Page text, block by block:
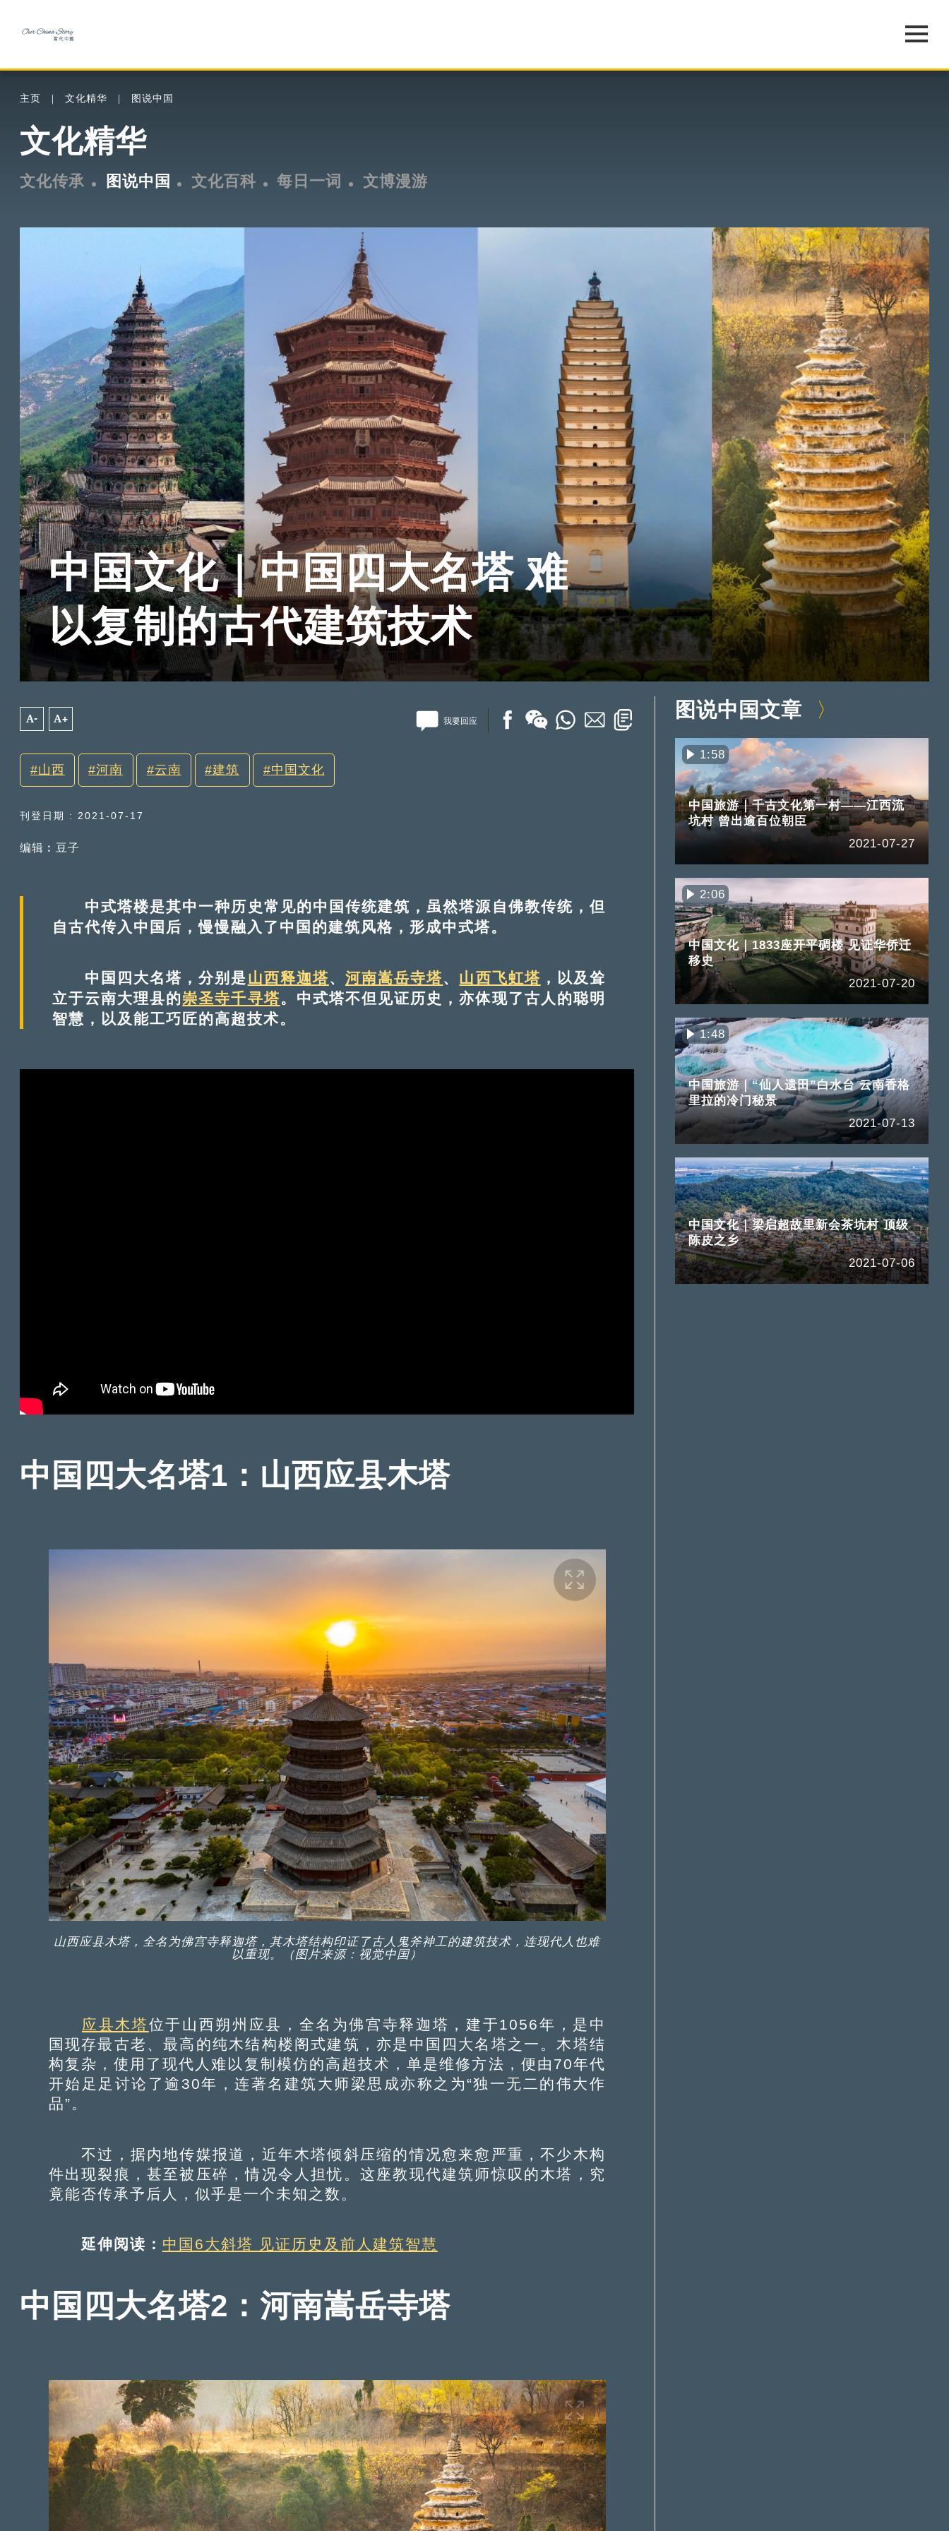
主页 文化精华 图说中国
文化精华
文化传承 图说中国 文化百科 每日一词 文博漫游
中国文化｜中国四大名塔 难
以复制的古代建筑技术
A- A+ 我要回应
山西 河南 云南 建筑 中国文化
刊登日期 : 2021-07-17
编辑︰豆子
中式塔楼是其中一种历史常见的中国传统建筑，虽然塔源自佛教传统，但
自古代传入中国后，慢慢融入了中国的建筑风格，形成中式塔。
中国四大名塔，分别是 山西释迦塔、 河南嵩岳寺塔、 山西飞虹塔 ，以及耸
立于云南大理县的崇圣寺千寻塔。中式塔不但见证历史，亦体现了古人的聪明
智慧，以及能工巧匠的高超技术。
中国四大名塔1：山西应县木塔
山西应县木塔，全名为佛宫寺释迦塔，其木塔结构印证了古人鬼斧神工的建筑技术，连现代人也难
以重现。（图片来源：视觉中国）
应县木塔位于山西朔州应县，全名为佛宫寺释迦塔，建于1056年，是中
国现存最古老、最高的纯木结构楼阁式建筑，亦是中国四大名塔之一。木塔结
构复杂，使用了现代人难以复制模仿的高超技术，单是维修方法，便由70年代
开始足足讨论了逾30年，连著名建筑大师梁思成亦称之为“独一无二的伟大作
品”。
不过，据内地传媒报道，近年木塔倾斜压缩的情况愈来愈严重，不少木构
件出现裂痕，甚至被压碎，情况令人担忧。这座教现代建筑师惊叹的木塔，究
竟能否传承予后人，似乎是一个未知之数。
延伸阅读： 中国6大斜塔 见证历史及前人建筑智慧
中国四大名塔2：河南嵩岳寺塔
图说中国文章
1:58
中国旅游｜千古文化第一村——江西流
坑村 曾出逾百位朝臣
2021-07-27
2:06
中国文化｜1833座开平碉楼 见证华侨迁
移史
2021-07-20
1:48
中国旅游｜“仙人遗田”白水台 云南香格
里拉的冷门秘景
2021-07-13
中国文化｜梁启超故里新会茶坑村 顶级
陈皮之乡
2021-07-06